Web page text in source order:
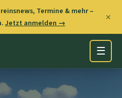
Termine & mehr –
Jetzt anmelden →
✕
☰